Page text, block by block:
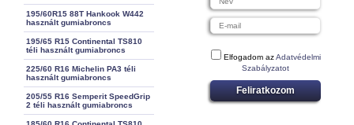
195/60R15 88T Hankook W442
használt gumiabroncs
195/65 R15 Continental TS810
téli használt gumiabroncs
225/60 R16 Michelin PA3 téli
használt gumiabroncs
205/55 R16 Semperit SpeedGrip
2 téli használt gumiabroncs
Elfogadom azAdatvédelmi
Szabályzatot
Feliratkozom